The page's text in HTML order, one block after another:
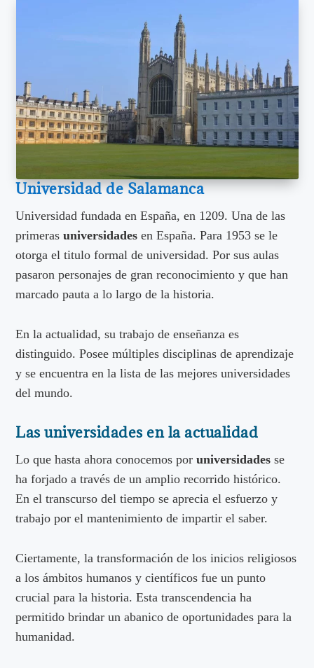
Universidad de Salamanca
Universidad fundada en España, en 1209. Una de las
primerasuniversidadesen España. Para 1953 se le
otorga el titulo formal de universidad. Por sus aulas
pasaron personajes de gran reconocimiento y que han
marcado pauta a lo largo de la historia.
En la actualidad, su trabajo de enseñanza es
distinguido. Posee múltiples disciplinas de aprendizaje
y se encuentra en la lista de las mejores universidades
del mundo.
Las universidades en la actualidad
Lo que hasta ahora conocemos poruniversidadesse
ha forjado a través de un amplio recorrido histórico.
En el transcurso del tiempo se aprecia el esfuerzo y
trabajo por el mantenimiento de impartir el saber.
Ciertamente, la transformación de los inicios religiosos
a los ámbitos humanos y científicos fue un punto
crucial para la historia. Esta transcendencia ha
permitido brindar un abanico de oportunidades para la
humanidad.